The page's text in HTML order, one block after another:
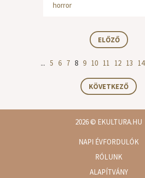
horror
ELŐZŐ
... 5 6 7 8 9 10 11 12 13 14
KÖVETKEZŐ
2026© EKULTURA.HU
NAPI ÉVFORDULÓK
RÓLUNK
ALAPÍTVÁNY